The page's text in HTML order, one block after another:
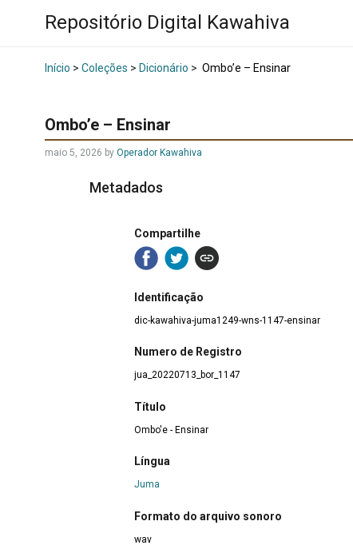
Repositório Digital Kawahiva
Início > Coleções > Dicionário > Ombo’e – Ensinar
Ombo’e – Ensinar
maio 5, 2026 by Operador Kawahiva
Metadados
Compartilhe
Identificação
dic-kawahiva-juma1249-wns-1147-ensinar
Numero de Registro
jua_20220713_bor_1147
Título
Ombo'e - Ensinar
Língua
Juma
Formato do arquivo sonoro
wav